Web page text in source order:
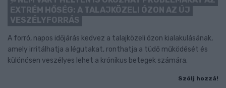
EXTRÉM HŐSÉG: A TALAJKÖZELI ÓZON AZ ÚJ
VESZÉLYFORRÁS
A forró, napos időjárás kedvez a talajközeli ózon kialakulásának,
amely irritálhatja a légutakat, ronthatja a tüdő működését és
különösen veszélyes lehet a krónikus betegek számára.
Szólj hozzá!